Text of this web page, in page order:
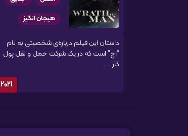
هیجان انگیز
داستان این فیلم درباره‌ی شخصیتی به نام
“اچ” است که در یک شرکت حمل و نقل پول
کار ...
2021